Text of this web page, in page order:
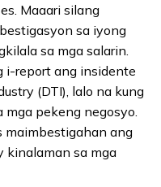
Maaari silang
sa iyong
sa mga salarin.
i-report ang insidente
(DTI), lalo na kung
pekeng negosyo.
maimbestigahan ang
kinalaman sa mga